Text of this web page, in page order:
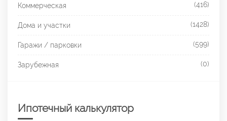
Коммерческая (416)
Дома и участки (1428)
Гаражи / парковки (599)
Зарубежная (0)
Ипотечный калькулятор